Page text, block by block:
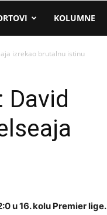
KOLUMNE
izrekao brutalnu istinu
David
u 16. kolu Premier lige.